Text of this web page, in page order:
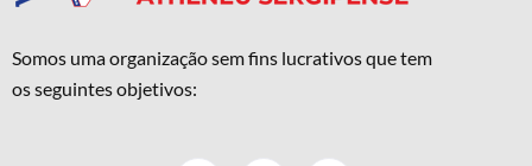
Somos uma organização sem fins lucrativos que tem
os seguintes objetivos: